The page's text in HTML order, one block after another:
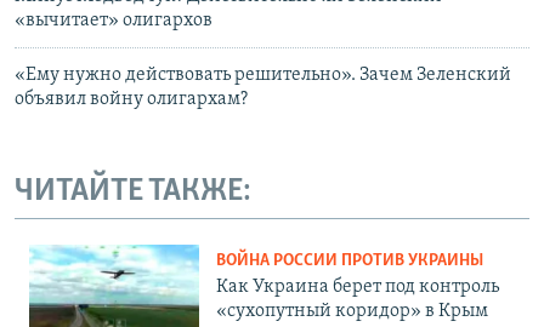
«вычитает» олигархов
«Ему нужно действовать решительно». Зачем Зеленский
объявил войну олигархам?
ЧИТАЙТЕ ТАКЖЕ:
ВОЙНА РОССИИ ПРОТИВ УКРАИНЫ
Как Украина берет под контроль
«сухопутный коридор» в Крым